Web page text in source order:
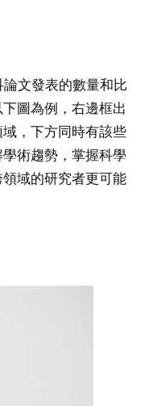
文發表的數量和比
圖為例，右邊框出
，下方同時有該些
術趨勢，掌握科學
域的研究者更可能